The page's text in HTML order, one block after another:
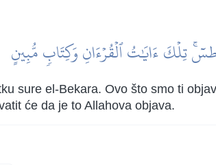
تِلۡكَ ءَايَٰتُ ٱلۡقُرۡءَانِ وَكِتَابٖ مُّبِينٍ
sure el-Bekara. Ovo što smo ti
će da je to Allahova objava.